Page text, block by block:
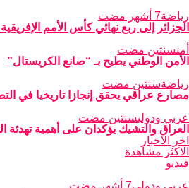
رياضة7 أشهر مضت
الجزائر إلى ربع نهائي كأس الأمم
أمنسنتين مضت
الأمن الوطني يطيح بـ “صانع الكريستال”
رياضةسنتين مضت
مصارع عراقي يحقق إنجازا تاريخيا في
عربي ودوليسنتين مضت
العراق والتشيك يؤكدان على أهمية تهدئة
اخر الاخبار
الاكثر مشاهدة
فيديو
عربي ودولي7 أشهر مضت